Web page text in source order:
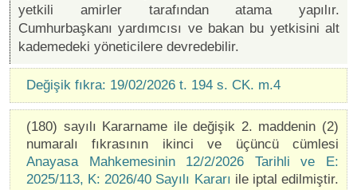
yetkili amirler tarafından atama yapılır.
Cumhurbaşkanı yardımcısı ve bakan bu yetkisini alt
kademedeki yöneticilere devredebilir.
Değişik fıkra: 19/02/2026 t. 194 s. CK. m.4
(180) sayılı Kararname ile değişik 2. maddenin (2)
numaralı fıkrasının ikinci ve üçüncü cümlesi
Anayasa Mahkemesinin 12/2/2026 Tarihli ve E:
2025/113, K: 2026/40 Sayılı Kararı ile iptal edilmiştir.